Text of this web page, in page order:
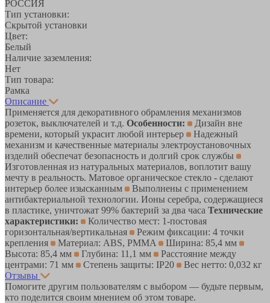
РОССИЯ
Тип установки:
Скрытой установки
Цвет:
Белый
Наличие заземления:
Нет
Тип товара:
Рамка
Описание
Применяется для декоративного обрамления механизмов
розеток, выключателей и т.д. Особенности:
Дизайн вне
времени, который украсит любой интерьер
Надежный
механизм и качественные материалы электроустановочных
изделий обеспечат безопасность и долгий срок службы
Изготовленная из натуральных материалов, воплотит вашу
мечту в реальность. Матовое органическое стекло - сделают
интерьер более изысканным
Выполнены с применением
антибактериальной технологии. Ионы серебра, содержащиеся
в пластике, уничтожат 99% бактерий за два часа Технические
характеристики:
Количество мест: 1-постовая
горизонтальная/вертикальная
Режим фиксации: 4 точки
крепления
Материал: ABS, PMMA
Ширина: 85,4 мм
Высота: 85,4 мм
Глубина: 11,1 мм
Расстояние между
центрами: 71 мм
Степень защиты: IP20
Вес нетто: 0,032 кг
Отзывы
Помогите другим пользователям с выбором — будьте первым,
кто поделится своим мнением об этом товаре.